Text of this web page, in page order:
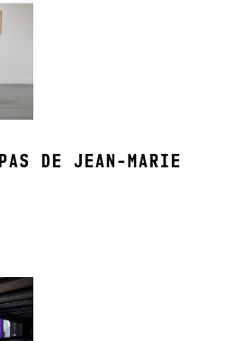
DE JEAN-MARIE